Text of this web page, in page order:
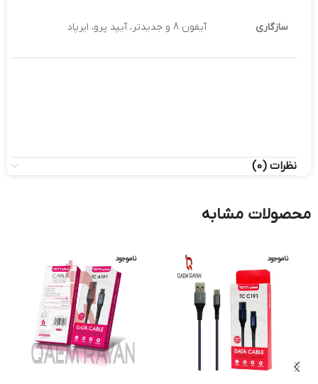
سازگاری آیفون 8 و جدیدتر، آیپد پرو، ایرپاد
نظرات (0)
محصولات مشابه
ناموجود ناموجود